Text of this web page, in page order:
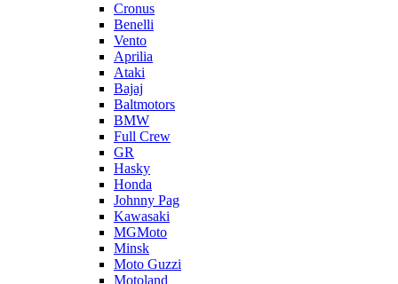
Cronus
Benelli
Vento
Aprilia
Ataki
Bajaj
Baltmotors
BMW
Full Crew
GR
Hasky
Honda
Johnny Pag
Kawasaki
MGMoto
Minsk
Moto Guzzi
Motoland